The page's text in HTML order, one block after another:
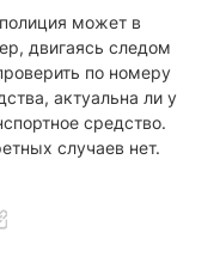
может в
двигаясь следом
по номеру
актуальна ли у
средство.
случаев нет.